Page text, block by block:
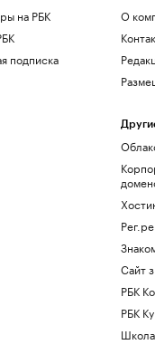
на РБК
подписка
О
Сайт
РБК
РБК